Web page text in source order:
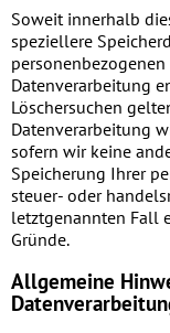
Soweit innerhalb
speziellere
Datenverarbeitung
Löschersuchen
Datenverarbeitung
sofern wir keine
Speicherung Ihrer
steuer- oder
letztgenannten Fall
Gründe.
Allgemeine